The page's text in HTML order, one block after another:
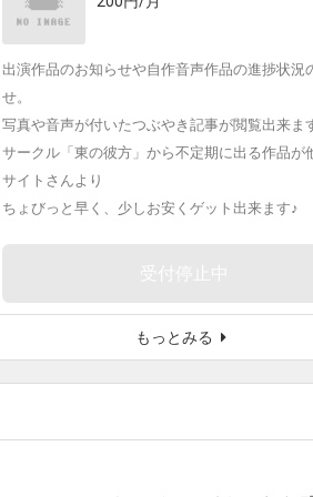
出演作品のお知らせや自作音声作品の進捗状況
せ。
写真や音声が付いたつぶやき記事が閲覧出来ま
サークル「東の彼方」から不定期に出る作品が
サイトさんより
ちょびっと早く、少しお安くゲット出来ます♪
もっとみる